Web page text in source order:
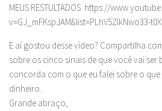
MEUS RESTULTADOS: https://
v=GJ_mFKspJAM&list=PLhV5ZlkNwo33-
E aí gostou desse vídeo? Compartilha
sobre os cinco sinais de que você vai ser
concorda com o que eu falei sobre o
dinheiro.
Grande abraço,